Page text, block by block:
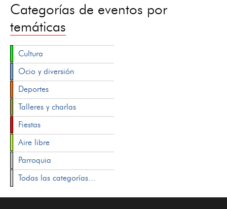
Categorías de eventos por
temáticas
Cultura
Ocio y diversión
Deportes
Talleres y charlas
Fiestas
Aire libre
Parroquia
Todas las categorías...